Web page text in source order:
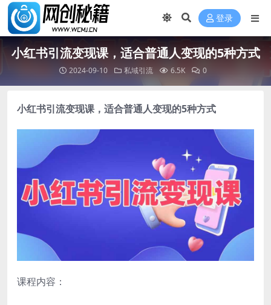
登录
小红书引流变现课，​适合普通人变现的5种方式
2024-09-10 私域引流 6.5K 0
小红书引流变现课 ，​适合普通人变现的5种方式
课程内容：